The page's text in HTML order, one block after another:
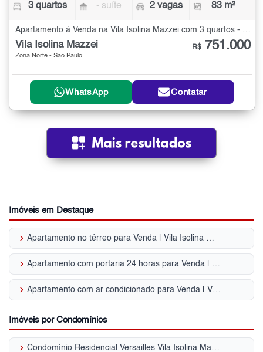
3 quartos - suíte 2 vagas 83 m²
Apartamento à Venda na Vila Isolina Mazzei com 3 quartos - 83 m²
Vila Isolina Mazzei
Zona Norte - São Paulo
R$ 751.000
WhatsApp Contatar
Imóveis em Destaque
keyboard_arrow_right Apartamento no térreo para Venda | Vila Isolina Mazzei
keyboard_arrow_right Apartamento com portaria 24 horas para Venda | Vila Isolina Mazzei
keyboard_arrow_right Apartamento com ar condicionado para Venda | Vila Isolina Mazzei
Imóveis por Condomínios
keyboard_arrow_right Condomínio Residencial Versailles Vila Isolina Mazzei